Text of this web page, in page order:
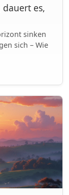
es,
sinken
sich – Wie